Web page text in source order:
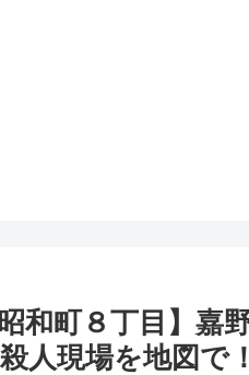
昭和町８丁目】
人現場を地図で！